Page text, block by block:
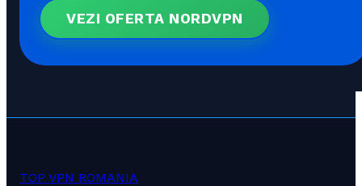
VEZI OFERTA NORDVPN
TOP VPN ROMANIA